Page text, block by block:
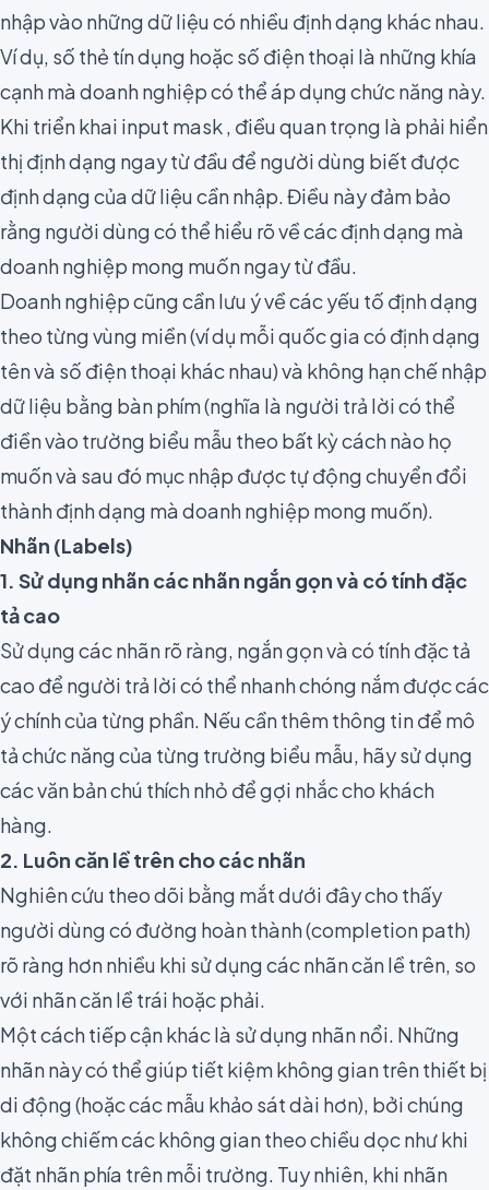
nhập vào những dữ liệu có nhiều định dạng khác nhau.
Ví dụ, số thẻ tín dụng hoặc số điện thoại là những khía
cạnh mà doanh nghiệp có thể áp dụng chức năng này.
Khi triển khai input mask , điều quan trọng là phải hiển
thị định dạng ngay từ đầu để người dùng biết được
định dạng của dữ liệu cần nhập. Điều này đảm bảo
rằng người dùng có thể hiểu rõ về các định dạng mà
doanh nghiệp mong muốn ngay từ đầu.
Doanh nghiệp cũng cần lưu ý về các yếu tố định dạng
theo từng vùng miền (ví dụ mỗi quốc gia có định dạng
tên và số điện thoại khác nhau) và không hạn chế nhập
dữ liệu bằng bàn phím (nghĩa là người trả lời có thể
điền vào trường biểu mẫu theo bất kỳ cách nào họ
muốn và sau đó mục nhập được tự động chuyển đổi
thành định dạng mà doanh nghiệp mong muốn).
Nhãn (Labels)
1. Sử dụng nhãn các nhãn ngắn gọn và có tính đặc
tả cao
Sử dụng các nhãn rõ ràng, ngắn gọn và có tính đặc tả
cao để người trả lời có thể nhanh chóng nắm được các
ý chính của từng phần. Nếu cần thêm thông tin để mô
tả chức năng của từng trường biểu mẫu, hãy sử dụng
các văn bản chú thích nhỏ để gợi nhắc cho khách
hàng.
2. Luôn căn lề trên cho các nhãn
Nghiên cứu theo dõi bằng mắt dưới đây cho thấy
người dùng có đường hoàn thành (completion path)
rõ ràng hơn nhiều khi sử dụng các nhãn căn lề trên, so
với nhãn căn lề trái hoặc phải.
Một cách tiếp cận khác là sử dụng nhãn nổi. Những
nhãn này có thể giúp tiết kiệm không gian trên thiết bị
di động (hoặc các mẫu khảo sát dài hơn), bởi chúng
không chiếm các không gian theo chiều dọc như khi
đặt nhãn phía trên mỗi trường. Tuy nhiên, khi nhãn